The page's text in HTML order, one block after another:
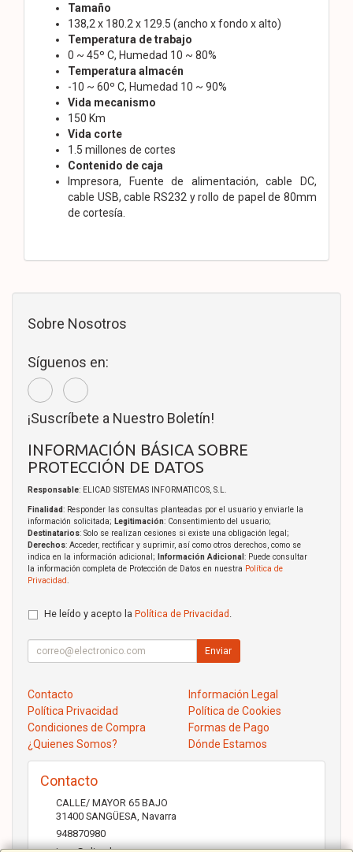
Tamaño
138,2 x 180.2 x 129.5 (ancho x fondo x alto)
Temperatura de trabajo
0 ~ 45º C, Humedad 10 ~ 80%
Temperatura almacén
-10 ~ 60º C, Humedad 10 ~ 90%
Vida mecanismo
150 Km
Vida corte
1.5 millones de cortes
Contenido de caja
Impresora, Fuente de alimentación, cable DC,
cable USB, cable RS232 y rollo de papel de 80mm
de cortesía.
Sobre Nosotros
Síguenos en:
¡Suscríbete a Nuestro Boletín!
INFORMACIÓN BÁSICA SOBRE
PROTECCIÓN DE DATOS
Responsable: ELICAD SISTEMAS INFORMATICOS, S.L.
Finalidad: Responder las consultas planteadas por el usuario y enviarle la
información solicitada; Legitimación: Consentimiento del usuario;
Destinatarios: Solo se realizan cesiones si existe una obligación legal;
Derechos: Acceder, rectificar y suprimir, así como otros derechos, como se
indica en la información adicional;
Información Adicional : Puede consultar
la información completa de Protección de Datos en nuestra Política de
Privacidad
He leído y acepto la Política de Privacidad
Enviar
Contacto
Información Legal
Política Privacidad
Política de Cookies
Condiciones de Compra
Formas de Pago
¿Quienes Somos?
Dónde Estamos
Contacto
CALLE/ MAYOR 65 BAJO
31400 SANGÜESA Navarra
948870980